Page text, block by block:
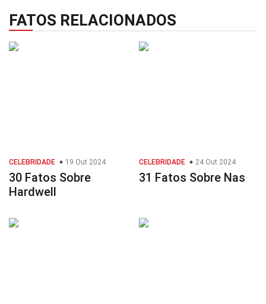
FATOS RELACIONADOS
CELEBRIDADE 19 Out 2024
30 Fatos Sobre
Hardwell
CELEBRIDADE 24 Out 2024
31 Fatos Sobre Nas